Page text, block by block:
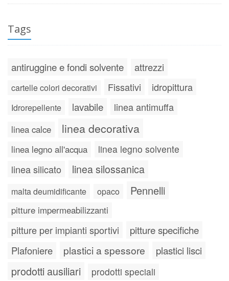
Tags
antiruggine e fondi solvente attrezzi
cartelle colori decorativi Fissativi idropittura
Idrorepellente lavabile linea antimuffa
linea calce linea decorativa
linea legno all'acqua linea legno solvente
linea silicato linea silossanica
malta deumidificante opaco Pennelli
pitture impermeabilizzanti
pitture per impianti sportivi pitture specifiche
Plafoniere plastici a spessore plastici lisci
prodotti ausiliari
prodotti speciali